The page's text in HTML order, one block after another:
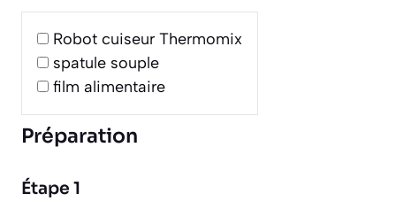
Robot cuiseur Thermomix
spatule souple
film alimentaire
Préparation
Étape 1